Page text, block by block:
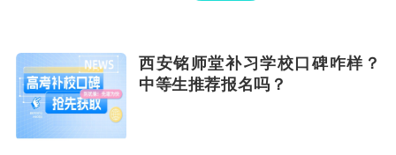
西安铭师堂补习学校口碑咋样？
中等生推荐报名吗？